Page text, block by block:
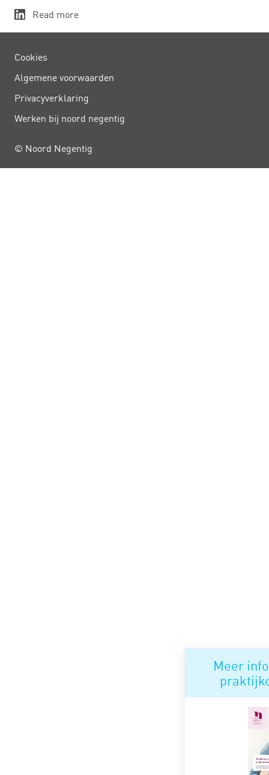
Meer
Read more
Cookies
Algemene voorwaarden
Privacy­verklaring
Werken bij noord negentig
© Noord Negentig